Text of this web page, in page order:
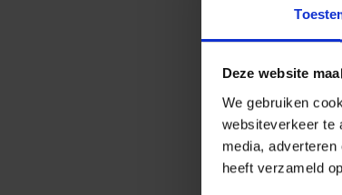
Deze website
We gebruiken
websiteverkeer te
media, adverteren
heeft verzameld